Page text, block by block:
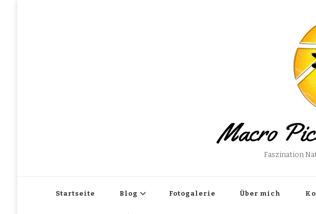
Macro
Faszination
Startseite Blog Fotogalerie Über mich